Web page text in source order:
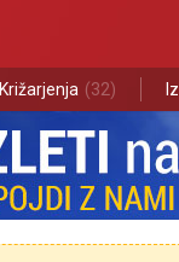
Križarjenja (32)